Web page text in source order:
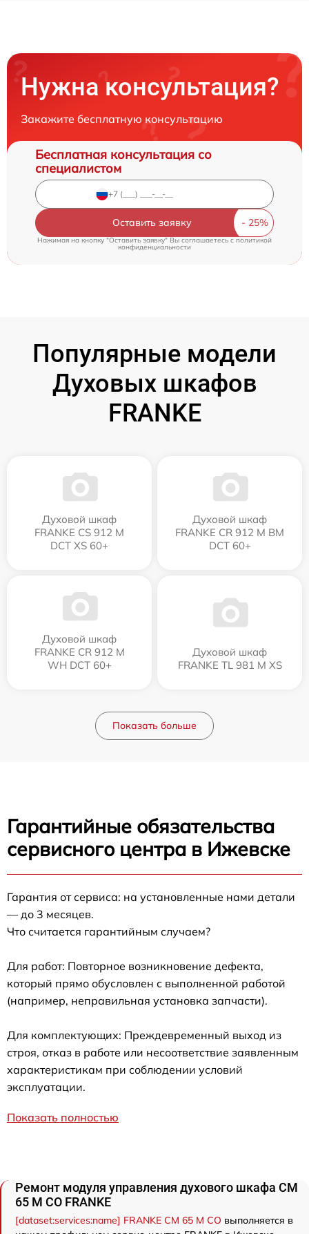
Нужна консультация?
Закажите бесплатную консультацию
Бесплатная консультация со
специалистом
Оставить заявку
Нажимая на кнопку "Оставить заявку" Вы соглашаетесь cполитикой
конфиденциальности
Популярные модели
Духовых шкафов
FRANKE
Духовой шкаф
FRANKE CS 912 M
DCT XS 60+
Духовой шкаф
FRANKE CR 912 M BM
DCT 60+
Духовой шкаф
FRANKE CR 912 M
WH DCT 60+
Духовой шкаф
FRANKE TL 981 M XS
Показать больше
Гарантийные обязательства
сервисного центра в Ижевске
Гарантия от сервиса: на установленные нами детали
— до 3 месяцев.
Что считается гарантийным случаем?
Для работ: Повторное возникновение дефекта,
который прямо обусловлен с выполненной работой
(например, неправильная установка запчасти).
Для комплектующих: Преждевременный выход из
строя, отказ в работе или несоответствие заявленным
характеристикам при соблюдении условий
эксплуатации.
Показать полностью
Ремонт модуля управления духового шкафа CM
65 M CO FRANKE
[dataset:services:name] FRANKE CM 65 M CO выполняется в